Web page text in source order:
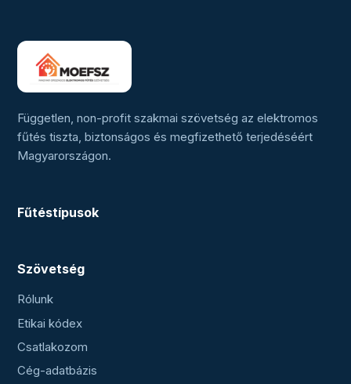
Független, non-profit szakmai szövetség az elektromos
fűtés tiszta, biztonságos és megfizethető terjedéséért
Magyarországon.
Fűtéstípusok
Szövetség
Rólunk
Etikai kódex
Csatlakozom
Cég-adatbázis